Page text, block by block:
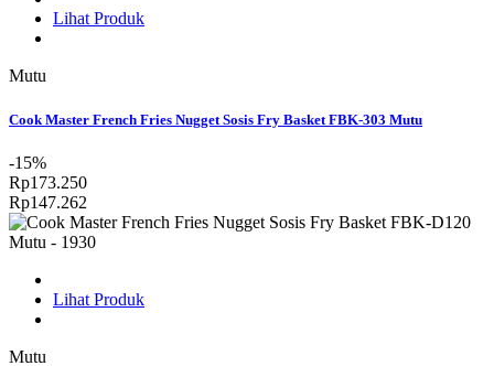
Lihat Produk
Mutu
Cook Master French Fries Nugget Sosis Fry Basket FBK-303 Mutu
-15%
Rp173.250
Rp147.262
Lihat Produk
Mutu